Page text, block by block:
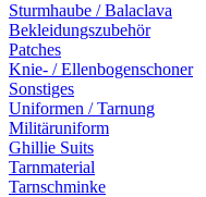
Sturmhaube / Balaclava
Bekleidungszubehör
Patches
Knie- / Ellenbogenschoner
Sonstiges
Uniformen / Tarnung
Militäruniform
Ghillie Suits
Tarnmaterial
Tarnschminke